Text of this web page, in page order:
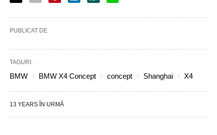
PUBLICAT DE
TAGURI:
BMW BMW X4 Concept concept Shanghai X4
13 YEARS ÎN URMĂ